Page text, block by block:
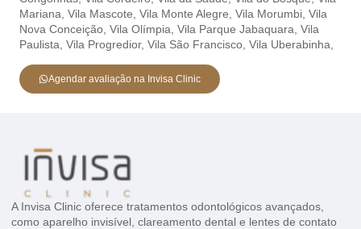
Mariana, Vila Mascote, Vila Monte Alegre, Vila Morumbi, Vila
Nova Conceição, Vila Olímpia, Vila Parque Jabaquara, Vila
Paulista, Vila Progredior, Vila São Francisco, Vila Uberabinha,
Agendar avaliação na Invisa Clinic
A Invisa Clinic oferece tratamentos odontológicos avançados,
como aparelho invisível, clareamento dental e lentes de contato